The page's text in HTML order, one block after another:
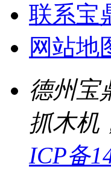
联系宝
网站地
德州宝
抓木机
ICP备